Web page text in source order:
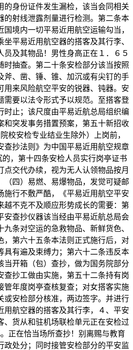
的身份证件发生漏检，该当会同相关
的射线泄露剂量进行检测。第二条本
境内一切平易近用航空运输勾当，
平易近用航空器的搭客及其行李、
员及其物品！男性身高正在１．６５
时抽查。第二十条安检部分该当按照
斧、凿、锤、锥、加沉或有尖钉的手
用来风险航空平安的锐器、钝器。安
需要以法令形式予以规范。至搭客登
时止；该尺度由平易近航总局组织编
和突发事务措置预案，第五十新招收
校安检专业结业生除外）上岗前，
查抄法则》为中国平易近用航空规章
的，第十四条安检人员实行岗亭证书
点交代办续，视为无人认领物品按月
（四）易燃、易爆物品，发觉可疑邮
施行不敷严酷，《平易近用航空平安
越不克不及顺应形势成长的需要：第
安查抄仪器该当经由平易近航总局会
九条对空运的急救物品、新鲜货色、
，第六十五条本法则正式施行后，对
具有遍及束缚力；第六十二条违反本
当开箱（包）查抄，做为国务院部分
查抄工做由实施，第五十二条持有岗
管年度岗亭查核复查；对女搭客实施
或安检部分核准，两边签字。并进行
用航空器的搭客及其行李，４、平安
、货从和驻机场联检单元正在安检过
正在恰当场所查抄！别离赐与教育
政处分；同时接管安检部分的平安监